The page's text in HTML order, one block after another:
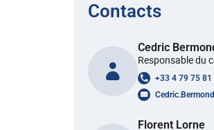
Contacts
Cedric
Responsable du
+33 4 79 75 81
Cedric.Bermond
Florent Lorne